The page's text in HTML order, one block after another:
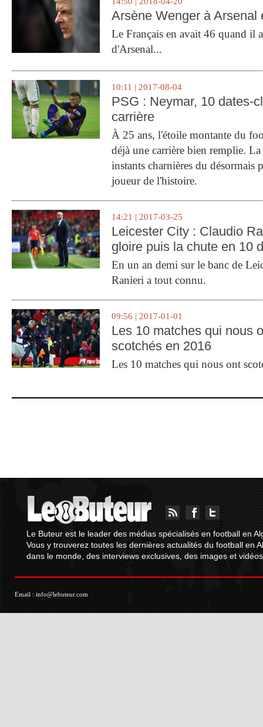
Arsène Wenger à Arsenal
Le Français en avait 46 quand il
d'Arsenal...
10:11 | 2017-08-04
PSG : Neymar, 10 dates-
carrière
À 25 ans, l'étoile montante du
déjà une carrière bien remplie.
instants charnières du désormais
joueur de l'histoire.
14:21 | 2017-03-25
Leicester City : Claudio
gloire puis la chute en 10
En un an demi sur le banc de
Ranieri a tout connu.
09:56 | 2017-01-01
Les 10 matches qui nous
scotchés en 2016
Les 10 matches qui nous ont
Le Buteur est le leader des médias spécialisés en football en
Vous y trouverez toutes les dernières actualités du football en
dans le monde, des interviews exclusives, des images et
Email : info@lebuteur.com